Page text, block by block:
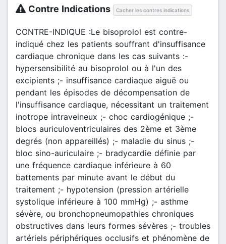
Contre Indications Cacher les contres indications
CONTRE-INDIQUE :Le bisoprolol est contre-
indiqué chez les patients souffrant d'insuffisance
cardiaque chronique dans les cas suivants :-
hypersensibilité au bisoprolol ou à l'un des
excipients ;- insuffisance cardiaque aiguë ou
pendant les épisodes de décompensation de
l'insuffisance cardiaque, nécessitant un traitement
inotrope intraveineux ;- choc cardiogénique ;-
blocs auriculoventriculaires des 2ème et 3ème
degrés (non appareillés) ;- maladie du sinus ;-
bloc sino-auriculaire ;- bradycardie définie par
une fréquence cardiaque inférieure à 60
battements par minute avant le début du
traitement ;- hypotension (pression artérielle
systolique inférieure à 100 mmHg) ;- asthme
sévère, ou bronchopneumopathies chroniques
obstructives dans leurs formes sévères ;- troubles
artériels périphériques occlusifs et phénomène de